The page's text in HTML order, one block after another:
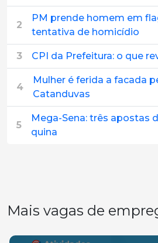
2
PM prende homem em
tentativa de homicídio
3 CPI da Prefeitura: o que
4
Mulher é ferida a facada
Catanduvas
5
Mega-Sena: três apostas
quina
Mais vagas de